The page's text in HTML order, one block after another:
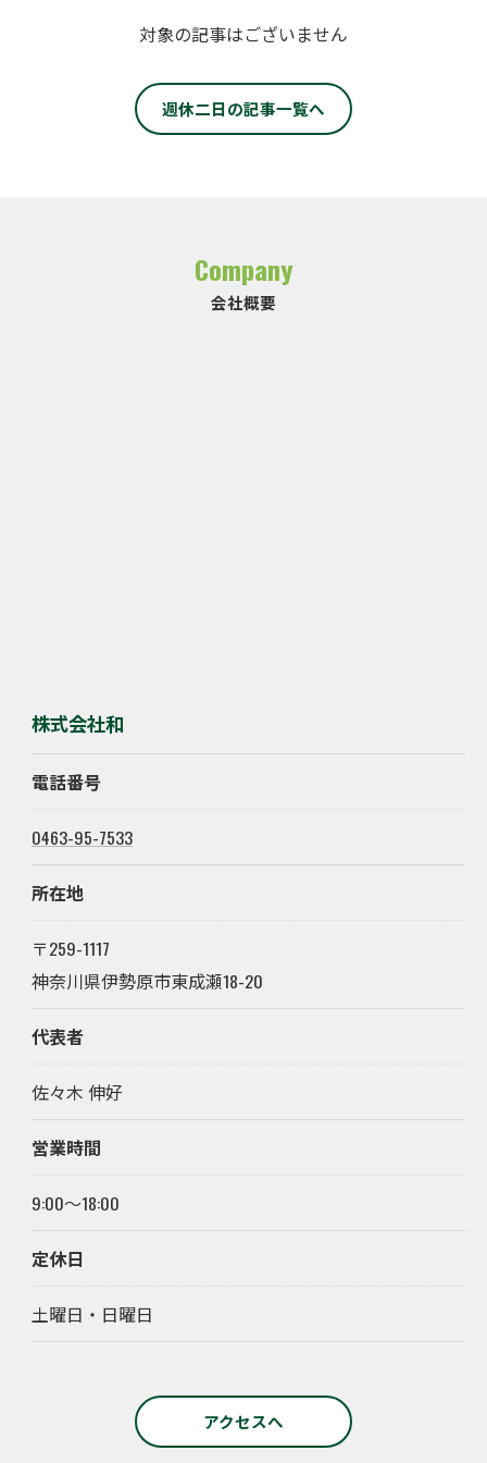
対象の記事はございません
週休二日の記事一覧へ
Company
会社概要
株式会社和
電話番号
0463-95-7533
所在地
〒259-1117
神奈川県伊勢原市東成瀬18-20
代表者
佐々木 伸好
営業時間
9:00～18:00
定休日
土曜日・日曜日
アクセスへ